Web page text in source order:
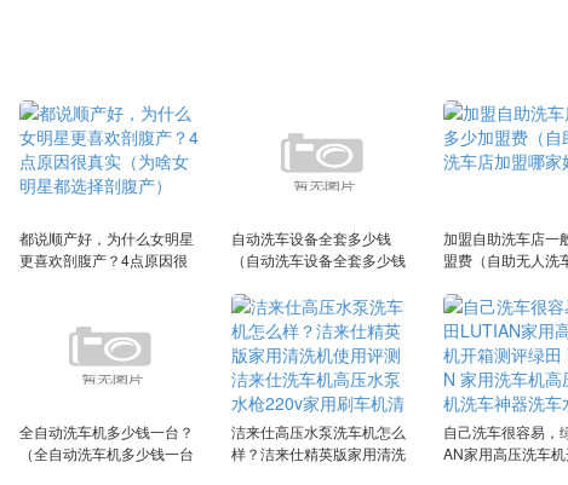
都说顺产好，为什么女明星
更喜欢剖腹产？4点原因很
自动洗车设备全套多少钱
（自动洗车设备全套多少钱
加盟自助洗车店一
盟费（自助无人洗
全自动洗车机多少钱一台？
（全自动洗车机多少钱一台
洁来仕高压水泵洗车机怎么
样？洁来仕精英版家用清洗
自己洗车很容易，
AN家用高压洗车